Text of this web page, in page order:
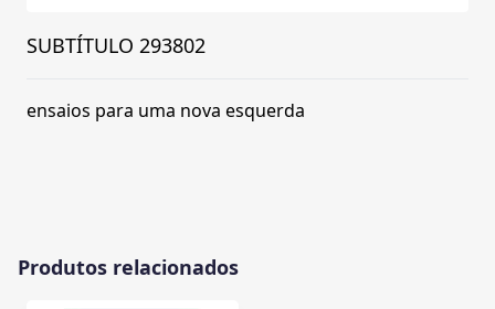
SUBTÍTULO 293802
ensaios para uma nova esquerda
Produtos relacionados